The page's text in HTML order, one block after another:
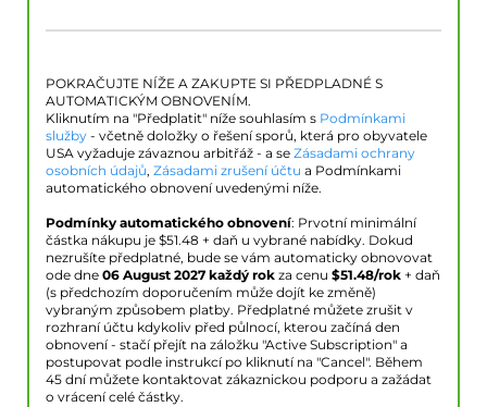
POKRAČUJTE NÍŽE A ZAKUPTE SI PŘEDPLADNÉ S
AUTOMATICKÝM OBNOVENÍM.
Kliknutím na "Předplatit" níže souhlasím s Podmínkami
služby - včetně doložky o řešení sporů, která pro obyvatele
USA vyžaduje závaznou arbitřáž - a se Zásadami ochrany
osobních údajů, Zásadami zrušení účtu a Podmínkami
automatického obnovení uvedenými níže.
Podmínky automatického obnovení: Prvotní minimální
částka nákupu je $51.48 + daň u vybrané nabídky. Dokud
nezrušíte předplatné, bude se vám automaticky obnovovat
ode dne 06 August 2027 každý rok za cenu $51.48/rok + daň
(s předchozím doporučením může dojít ke změně)
vybraným způsobem platby. Předplatné můžete zrušit v
rozhraní účtu kdykoliv před půlnocí, kterou začíná den
obnovení - stačí přejít na záložku "Active Subscription" a
postupovat podle instrukcí po kliknutí na "Cancel". Během
45 dní můžete kontaktovat zákaznickou podporu a zažádat
o vrácení celé částky.